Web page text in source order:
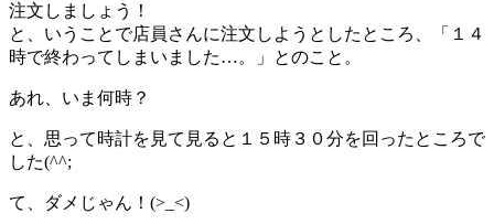
注文しましょう！
と、いうことで店員さんに注文しようとしたところ、「１４
時で終わってしまいました…。」とのこと。
あれ、いま何時？
と、思って時計を見て見ると１５時３０分を回ったところで
した(^^;
て、ダメじゃん！(>_<)